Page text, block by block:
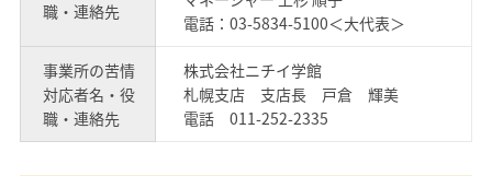
職・連絡先
電話：03-5834-5100＜大代表＞
事業所の苦情
対応者名・役
職・連絡先
株式会社ニチイ学館
札幌支店 支店長 戸倉 輝美
電話 011-252-2335